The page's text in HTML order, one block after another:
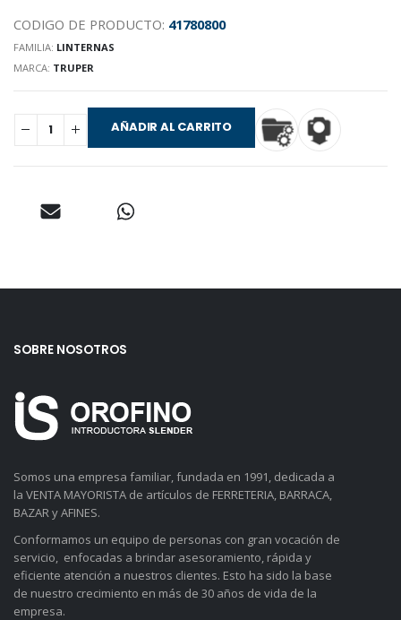
CODIGO DE PRODUCTO: 41780800
FAMILIA: LINTERNAS
MARCA: TRUPER
AÑADIR AL CARRITO
SOBRE NOSOTROS
Somos una empresa familiar, fundada en 1991, dedicada a
la VENTA MAYORISTA de artículos de FERRETERIA, BARRACA,
BAZAR y AFINES.
Conformamos un equipo de personas con gran vocación de
servicio, enfocadas a brindar asesoramiento, rápida y
eficiente atención a nuestros clientes. Esto ha sido la base
de nuestro crecimiento en más de 30 años de vida de la
empresa.